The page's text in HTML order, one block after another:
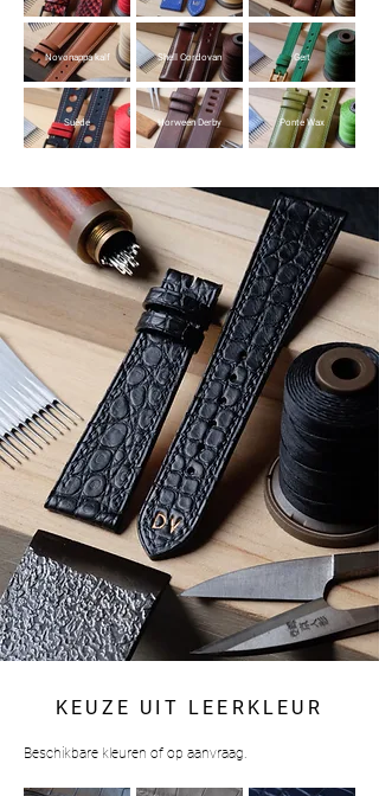
Novonappa kalf Shell Cordovan Geit
Suède Horween Derby Ponte Wax
KEUZE UIT LEERKLEUR
Beschikbare kleuren of op aanvraag.